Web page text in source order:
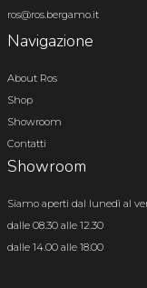
ros@ros.bergamo.it
Navigazione
About Ros
Shop
Showroom
Contatti
Showroom
Siamo aperti dal lunedì al
dalle 08.30 alle 12.30
dalle 14.00 alle 18.00